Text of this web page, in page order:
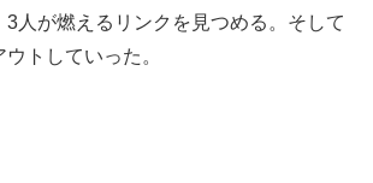
3人が燃えるリンクを見つめる。そして
トしていった。